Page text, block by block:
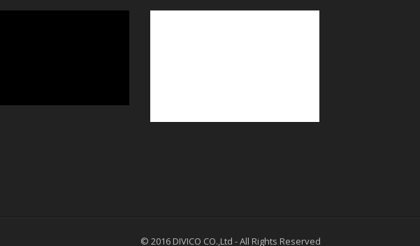
© 2016 DIVICO CO.,Ltd - All Rights Reserved